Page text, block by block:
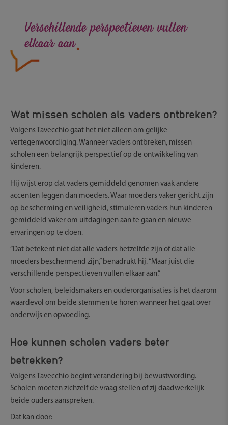
Verschillende perspectieven vullen
elkaar aan.
Wat missen scholen als vaders ontbreken?
Volgens Tavecchio gaat het niet alleen om gelijke
vertegenwoordiging. Wanneer vaders ontbreken, missen
scholen een belangrijk perspectief op de ontwikkeling van
kinderen.
Hij wijst erop dat vaders gemiddeld genomen vaak andere
accenten leggen dan moeders. Waar moeders vaker gericht zijn
op bescherming en veiligheid, stimuleren vaders hun kinderen
gemiddeld vaker om uitdagingen aan te gaan en nieuwe
ervaringen op te doen.
“Dat betekent niet dat alle vaders hetzelfde zijn of dat alle
moeders beschermend zijn,” benadrukt hij. “Maar juist die
verschillende perspectieven vullen elkaar aan.”
Voor scholen, beleidsmakers en ouderorganisaties is het daarom
waardevol om beide stemmen te horen wanneer het gaat over
onderwijs en opvoeding.
Hoe kunnen scholen vaders beter
betrekken?
Volgens Tavecchio begint verandering bij bewustwording.
Scholen moeten zichzelf de vraag stellen of zij daadwerkelijk
beide ouders aanspreken.
Dat kan door: